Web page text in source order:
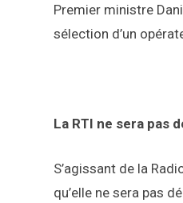
Premier ministre
sélection d’un
La RTI ne sera pas
S’agissant de la
qu’elle ne sera pas